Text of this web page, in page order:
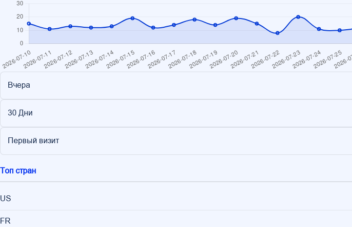
Вчера
30 Дни
Первый визит
Топ стран
US
FR